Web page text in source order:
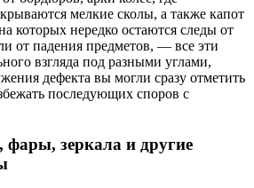
мелкие сколы, а также капот
которых нередко остаются следы от
от падения предметов, — все эти
взгляда под разными углами,
дефекта вы могли сразу отметить
последующих споров с
фары, зеркала и другие